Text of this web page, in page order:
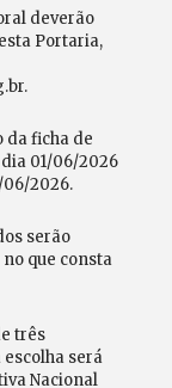
deverão
Portaria,
da ficha de
01/06/2026
06/2026.
serão
que consta
três
será
Nacional